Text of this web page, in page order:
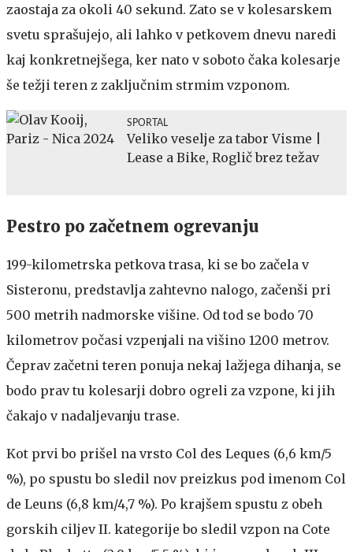
zaostaja za okoli 40 sekund. Zato se v kolesarskem
svetu sprašujejo, ali lahko v petkovem dnevu naredi
kaj konkretnejšega, ker nato v soboto čaka kolesarje
še težji teren z zaključnim strmim vzponom.
SPORTAL
Veliko veselje za tabor Visme |
Lease a Bike, Roglič brez težav
Pestro po začetnem ogrevanju
199-kilometrska petkova trasa, ki se bo začela v
Sisteronu, predstavlja zahtevno nalogo, začenši pri
500 metrih nadmorske višine. Od tod se bodo 70
kilometrov počasi vzpenjali na višino 1200 metrov.
Čeprav začetni teren ponuja nekaj lažjega dihanja, se
bodo prav tu kolesarji dobro ogreli za vzpone, ki jih
čakajo v nadaljevanju trase.
Kot prvi bo prišel na vrsto Col des Leques (6,6 km/5
%), po spustu bo sledil nov preizkus pod imenom Col
de Leuns (6,8 km/4,7 %). Po krajšem spustu z obeh
gorskih ciljev II. kategorije bo sledil vzpon na Cote